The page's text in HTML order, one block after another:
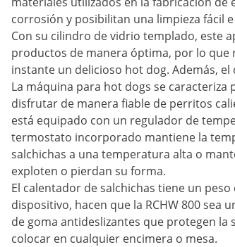
corrosión y posibilitan una limpieza fácil
Con su cilindro de vidrio templado, este
productos de manera óptima, por lo que
instante un delicioso hot dog. Además,
La máquina para hot dogs se
disfrutar de manera fiable de perritos
está equipado con un regulador de
termostato incorporado mantiene la
salchichas a una temperatura alta o
exploten o pierdan su forma.
El calentador de salchichas tiene un
dispositivo, hacen que la RCHW 800 sea
de goma antideslizantes que protegen
colocar en cualquier encimera o mesa.